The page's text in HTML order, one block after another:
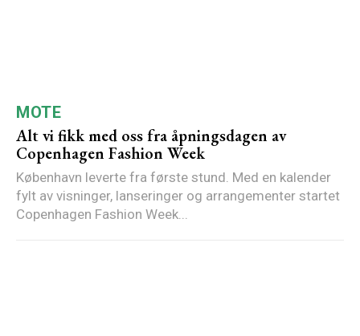
MOTE
Alt vi fikk med oss fra åpningsdagen av
Copenhagen Fashion Week
København leverte fra første stund. Med en kalender
fylt av visninger, lanseringer og arrangementer startet
Copenhagen Fashion Week...